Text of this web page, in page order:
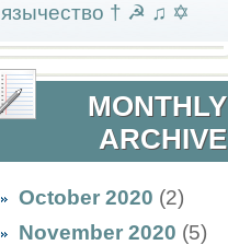
язычество † ☭ ♫ ✡
MONTHLY
ARCHIVE
October 2020 (2)
November 2020 (5)